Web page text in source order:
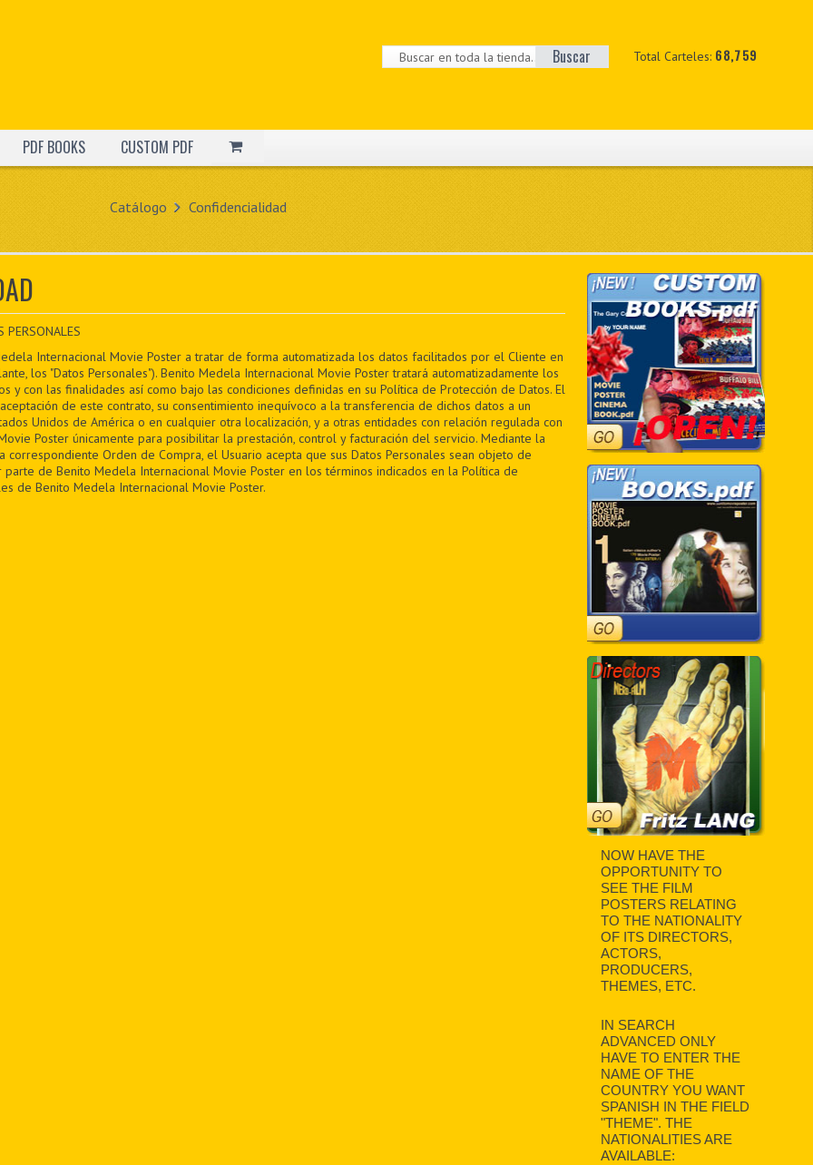
Total Carteles: 68,759
Buscar
PDF BOOKS CUSTOM PDF
Catálogo Confidencialidad
PERSONALES
Internacional Movie Poster a tratar de forma automatizada los datos facilitados por el Cliente en
los "Datos Personales"). Benito Medela Internacional Movie Poster tratará automatizadamente los
y con las finalidades así como bajo las condiciones definidas en su Política de Protección de Datos. El
de este contrato, su consentimiento inequívoco a la transferencia de dichos datos a un
Unidos de América o en cualquier otra localización, y a otras entidades con relación regulada con
Poster únicamente para posibilitar la prestación, control y facturación del servicio. Mediante la
correspondiente Orden de Compra, el Usuario acepta que sus Datos Personales sean objeto de
de Benito Medela Internacional Movie Poster en los términos indicados en la Política de
de Benito Medela Internacional Movie Poster.
NOW HAVE THE
OPPORTUNITY TO
SEE THE FILM
POSTERS RELATING
TO THE NATIONALITY
OF ITS DIRECTORS,
ACTORS,
PRODUCERS,
THEMES, ETC.
IN SEARCH
ADVANCED ONLY
HAVE TO ENTER THE
NAME OF THE
COUNTRY YOU WANT
SPANISH IN THE FIELD
"THEME". THE
NATIONALITIES ARE
AVAILABLE: